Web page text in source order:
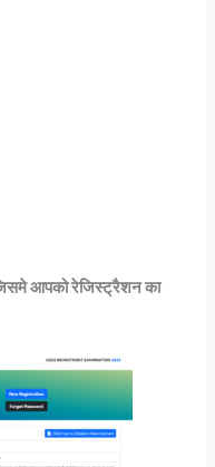
आपको रेजिस्ट्रैशन का